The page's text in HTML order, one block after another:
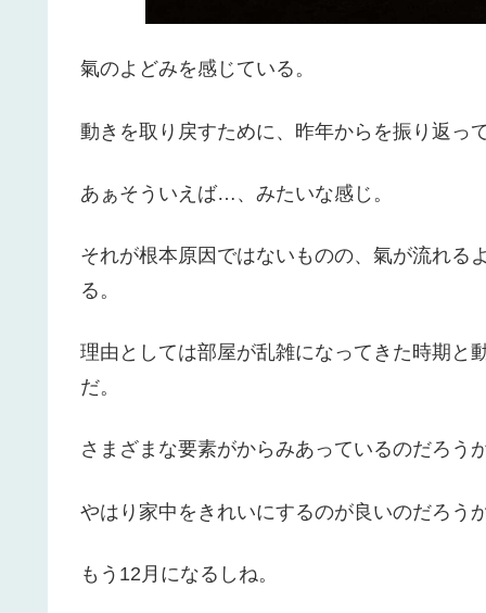
氣のよどみを感じている。
動きを取り戻すために、昨年からを振り返っ
あぁそういえば…、みたいな感じ。
それが根本原因ではないものの、氣が流れる
る。
理由としては部屋が乱雑になってきた時期と
だ。
さまざまな要素がからみあっているのだろう
やはり家中をきれいにするのが良いのだろう
もう12月になるしね。